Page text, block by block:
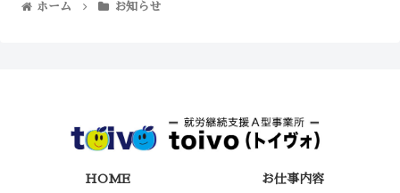
ホーム お知らせ
HOME お仕事内容